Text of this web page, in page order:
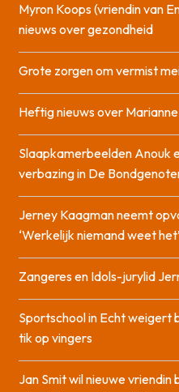
Myron Koops (vriendin van
nieuws over gezondheid
Grote zorgen om vermist
Heftig nieuws over
Slaapkamerbeelden Anouk
verbazing in De
Jerney Kaagman neemt
‘Werkelijk niemand weet het’
Zangeres en Idols-jurylid
Sportschool in Echt weigert
tik op vingers
Jan Smit wil nieuwe